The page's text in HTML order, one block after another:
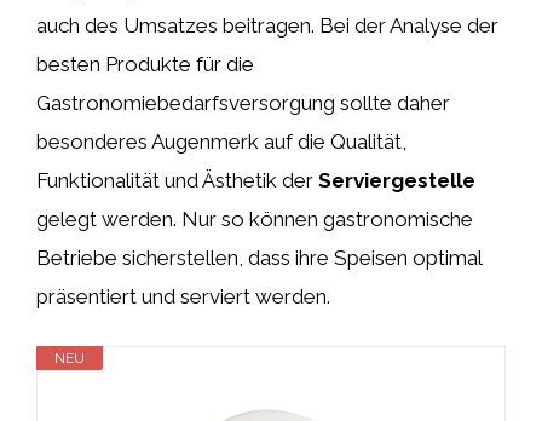
auch des Umsatzes beitragen. Bei der Analyse der
besten Produkte für die
Gastronomiebedarfsversorgung sollte daher
besonderes Augenmerk auf die Qualität,
Funktionalität und Ästhetik der Serviergestelle
gelegt werden. Nur so können gastronomische
Betriebe sicherstellen, dass ihre Speisen optimal
präsentiert und serviert werden.
NEU